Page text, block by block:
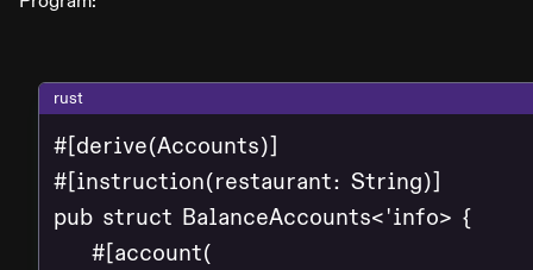
rust
#[derive(Accounts)]
#[instruction(restaurant: String)]
pub struct BalanceAccounts<'info> {
    #[account(